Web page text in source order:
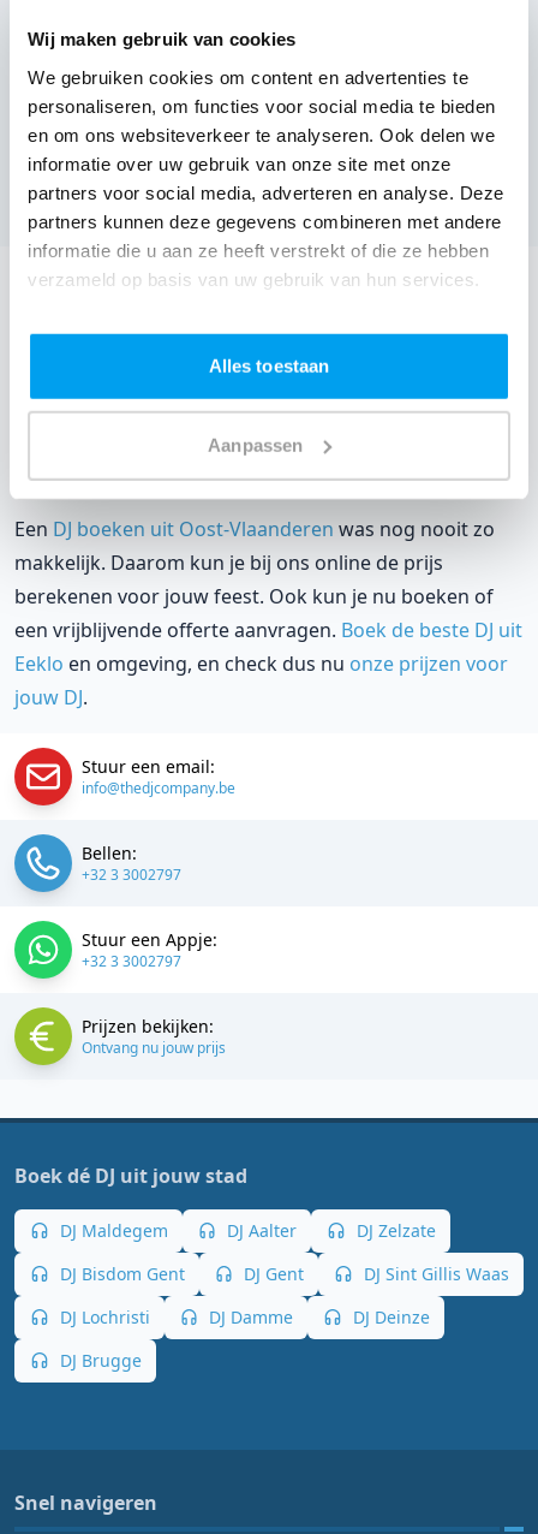
Wij maken gebruik van cookies
We gebruiken cookies om content en advertenties te
personaliseren, om functies voor social media te bieden
en om ons websiteverkeer te analyseren. Ook delen we
informatie over uw gebruik van onze site met onze
partners voor social media, adverteren en analyse. Deze
partners kunnen deze gegevens combineren met andere
informatie die u aan ze heeft verstrekt of die ze hebben
verzameld op basis van uw gebruik van hun services.
Alles toestaan
Aanpassen
Valkenbulcke, Deinze
(1 review over onze DJ's)
Bekijk alle feestlocaties
DJ boeken voor jouw feest in Sparrenhof?
EenDJ boekenzonder zorgen in Sparrenhof: dat is onze
garantie. Van de afstemming met de locatie tot een
reserve DJ. Wij zorgen dat het goed komt. Maar voordat
je een DJ voor jouw feest gaat boeken, wil je natuurlijk
weten wat het kost.
Een DJ boeken uit Oost-Vlaanderen was nog nooit zo
makkelijk. Daarom kun je bij ons online de prijs
berekenen voor jouw feest. Ook kun je nu boeken of
een vrijblijvende offerte aanvragen. Boek de beste DJ uit
Eeklo en omgeving, en check dus nu onze prijzen voor
jouw DJ.
Stuur een email:
info@thedjcompany.be
Bellen:
+32 3 3002797
Stuur een Appje:
+32 3 3002797
Prijzen bekijken:
Ontvang nu jouw prijs
Boek dé DJ uit jouw stad
DJ Maldegem DJ Aalter
DJ Zelzate
DJ Bisdom Gent
DJ Gent
DJ Sint Gillis Waas
DJ Lochristi
DJ Damme
DJ Deinze
DJ Brugge
Snel navigeren